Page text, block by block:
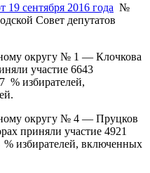
сентября 2016 года №
Совет депутатов
округу № 1 — Клочкова
участие 6643
% избирателей,
округу № 4 — Пруцков
приняли участие 4921
% избирателей, включенных